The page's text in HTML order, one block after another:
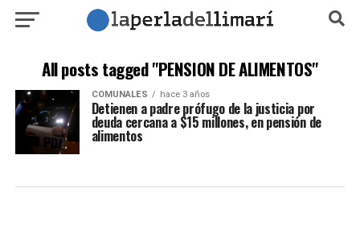
All posts tagged "PENSION DE ALIMENTOS"
COMUNALES hace 3 años
Detienen a padre prófugo de la justicia por
deuda cercana a $15 millones, en pensión de
alimentos